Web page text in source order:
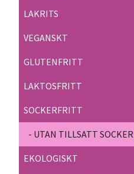
LAKRITS
VEGANSKT
GLUTENFRITT
LAKTOSFRITT
SOCKERFRITT
- UTAN TILLSATT SOCKER
EKOLOGISKT